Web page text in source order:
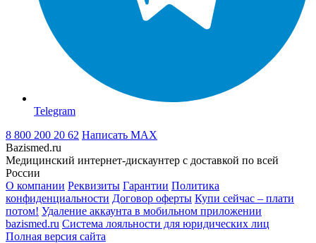
Telegram
8 800 200 20 62 Написать MAX
Bazismed.ru
Медицинский интернет-дискаунтер с доставкой по всей
России
О компании Реквизиты Гарантии Политика
конфиденциальности Договор оферты Купи сейчас – плати
потом! Удаление аккаунта в мобильном приложении
bazismed.ru Система лояльности для юридических лиц
Полная версия сайта